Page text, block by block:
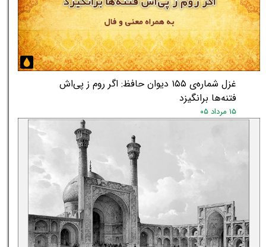
★★
غزل شماره‌ی ۱۵۵ دیوان حافظ: اگر روم ز پی‌اش
فتنه‌ها برانگیزد
۱۵ مرداد ۰۵